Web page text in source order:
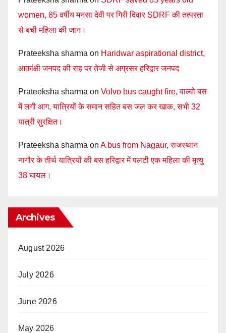
women, 85 वर्षीय मनसा देवी पर गिरी दिवार SDRF की तत्परता
से बची महिला की जान।
Prateeksha sharma on Haridwar aspirational district,
आकांक्षी जनपद की राह पर तेजी से अग्रसर हरिद्वार जनपद
Prateeksha sharma on Volvo bus caught fire, वाल्वो बस
में लगी आग, यात्रियों के समान सहित बस जल कर खाक, सभी 32
यात्री सुरक्षित।
Prateeksha sharma on A bus from Nagaur, राजस्थान
नागौर के तीर्थ यात्रियों की बस हरिद्वार में पलटी एक महिला की मृत्यु
38 घायल।
Archives
August 2026
July 2026
June 2026
May 2026